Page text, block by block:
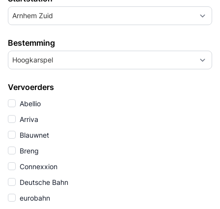
Arnhem Zuid
Bestemming
Hoogkarspel
Vervoerders
Abellio
Arriva
Blauwnet
Breng
Connexxion
Deutsche Bahn
eurobahn